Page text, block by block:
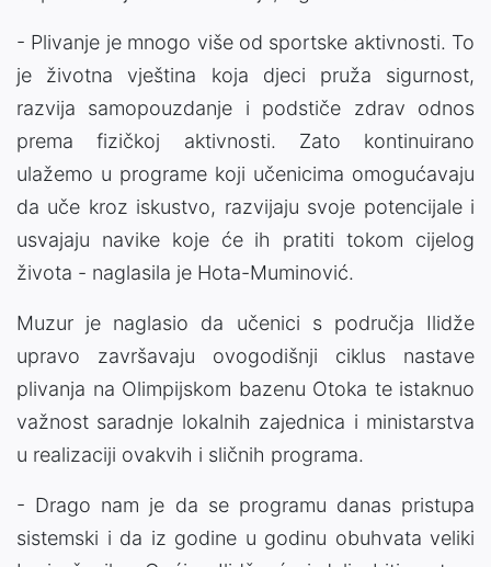
- Plivanje je mnogo više od sportske aktivnosti. To
je životna vještina koja djeci pruža sigurnost,
razvija samopouzdanje i podstiče zdrav odnos
prema fizičkoj aktivnosti. Zato kontinuirano
ulažemo u programe koji učenicima omogućavaju
da uče kroz iskustvo, razvijaju svoje potencijale i
usvajaju navike koje će ih pratiti tokom cijelog
života - naglasila je Hota-Muminović.
Muzur je naglasio da učenici s područja Ilidže
upravo završavaju ovogodišnji ciklus nastave
plivanja na Olimpijskom bazenu Otoka te istaknuo
važnost saradnje lokalnih zajednica i ministarstva
u realizaciji ovakvih i sličnih programa.
- Drago nam je da se programu danas pristupa
sistemski i da iz godine u godinu obuhvata veliki